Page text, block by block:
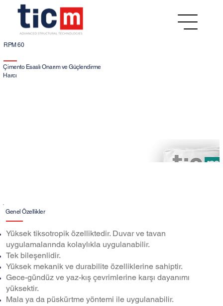
RPM 60
Çimento Esaslı Onarım ve Güçlendirme
Harcı
Genel Özellikler
Yüksek tiksotropik özelliktedir. Duvar ve tavan
uygulamalarında kolaylıkla uygulanabilir.
Tek bileşenlidir.
Yüksek mekanik ve durabilite özelliklerine sahiptir.
Gece-gündüz ve yaz-kış çevrimlerine karşı dayanımı
yüksektir.
Mala ya da püskürtme yöntemi ile uygulanabilir.